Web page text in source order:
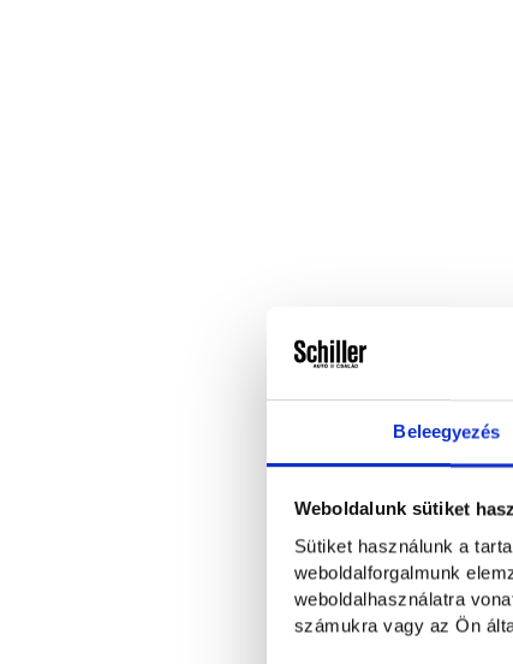
Beleegyezés
Weboldalunk sütiket
Sütiket használunk a
weboldalforgalmunk
weboldalhasználatra
számukra vagy az Ön